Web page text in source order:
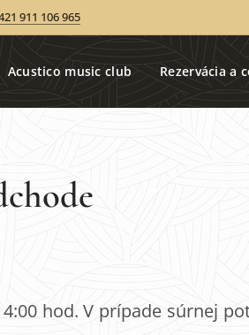
911 106 965
Acustico music club Rezervácia a
hod. V prípade súrnej